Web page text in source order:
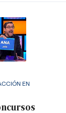
EN